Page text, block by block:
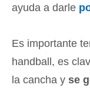
ayuda a darle
Es importante
handball, es
la cancha y se